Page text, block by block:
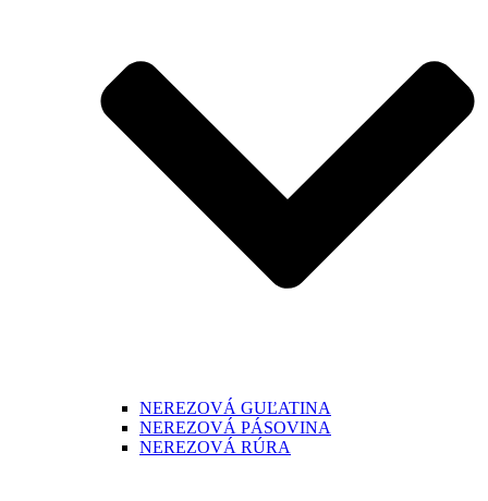
NEREZOVÁ GUĽATINA
NEREZOVÁ PÁSOVINA
NEREZOVÁ RÚRA